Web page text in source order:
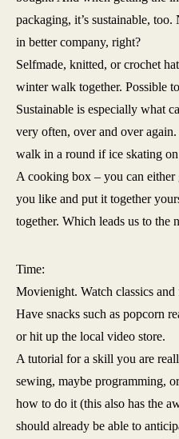
packaging, it’s sustainable,
in better company, right?
Selfmade, knitted, or crochet
winter walk together. Possible
Sustainable is especially what
very often, over and over
walk in a round if ice skating
A cooking box – you can
you like and put it together
together. Which leads us to the
Time:
Movienight. Watch classics
Have snacks such as popcorn
or hit up the local video store.
A tutorial for a skill you are
sewing, maybe programming,
how to do it (this also has the
should already be able to